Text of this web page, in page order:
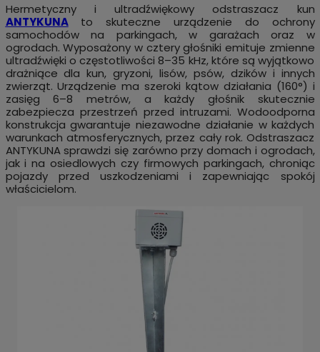
Hermetyczny i ultradźwiękowy odstraszacz kun
ANTYKUNAto skuteczne urządzenie do ochrony
samochodów na parkingach, w garażach oraz w
ogrodach. Wyposażony w cztery głośniki emituje zmienne
ultradźwięki o częstotliwości 8–35 kHz, które są wyjątkowo
drażniące dla kun, gryzoni, lisów, psów, dzików i innych
zwierząt. Urządzenie ma szeroki kątow działania (160°) i
zasięg 6–8 metrów, a każdy głośnik skutecznie
zabezpiecza przestrzeń przed intruzami. Wodoodporna
konstrukcja gwarantuje niezawodne działanie w każdych
warunkach atmosferycznych, przez cały rok. Odstraszacz
ANTYKUNA sprawdzi się zarówno przy domach i ogrodach,
jak i na osiedlowych czy firmowych parkingach, chroniąc
pojazdy przed uszkodzeniami i zapewniając spokój
właścicielom.